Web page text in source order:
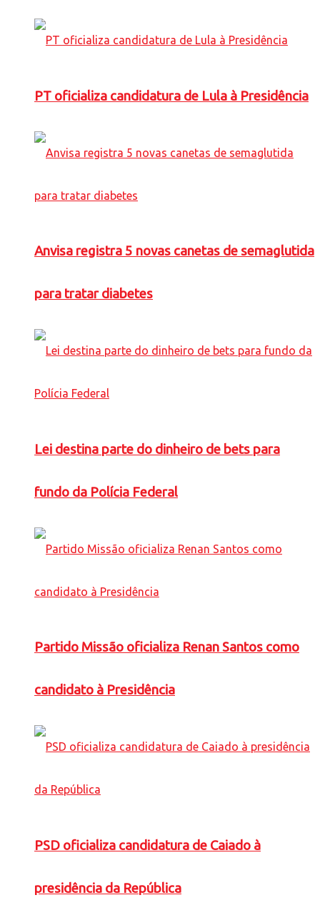
PT oficializa candidatura de Lula à Presidência
Anvisa registra 5 novas canetas de semaglutida
para tratar diabetes
Lei destina parte do dinheiro de bets para
fundo da Polícia Federal
Partido Missão oficializa Renan Santos como
candidato à Presidência
PSD oficializa candidatura de Caiado à
presidência da República